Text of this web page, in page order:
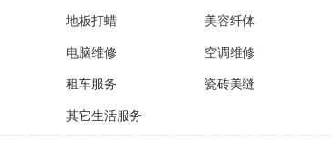
地板打蜡 美容纤体
电脑维修 空调维修
租车服务 瓷砖美缝
其它生活服务